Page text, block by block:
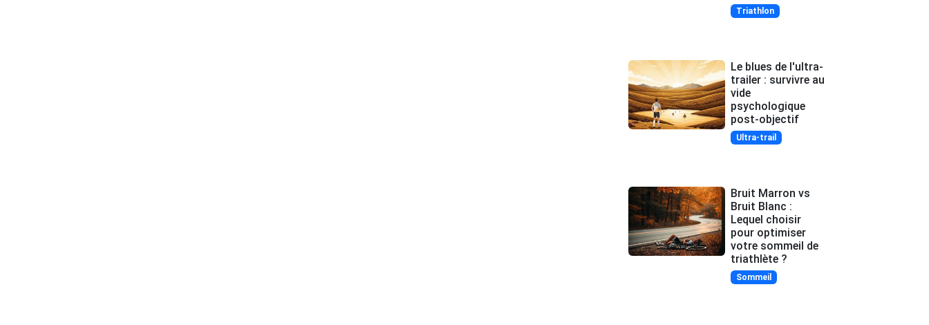
Triathlon
Le blues de l'ultra-
trailer : survivre au
vide
psychologique
post-objectif
Ultra-trail
Bruit Marron vs
Bruit Blanc :
Lequel choisir
pour optimiser
votre sommeil de
triathlète ?
Sommeil